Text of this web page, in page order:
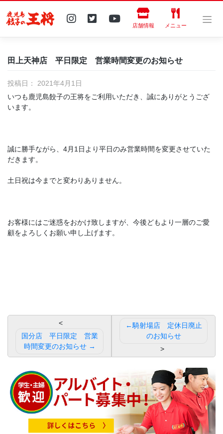
content
店舗情報 メニュー
田上天神店 平日限定 営業時間変更のお知らせ
投稿日： 2021年4月1日
いつも鹿児島餃子の王将をご利用いただき、誠にありがとうござ
います。
誠に勝手ながら、4月1日より平日のみ営業時間を変更させていた
だきます。
土日祝は今までと変わりありません。
お客様にはご迷惑をおかけ致しますが、今後どもより一層のご愛
顧をよろしくお願い申し上げます。
ゲ
ー
シ
騎射場店 定休日廃止
のお知らせ
国分店 平日限定 営業
時間変更のお知らせ